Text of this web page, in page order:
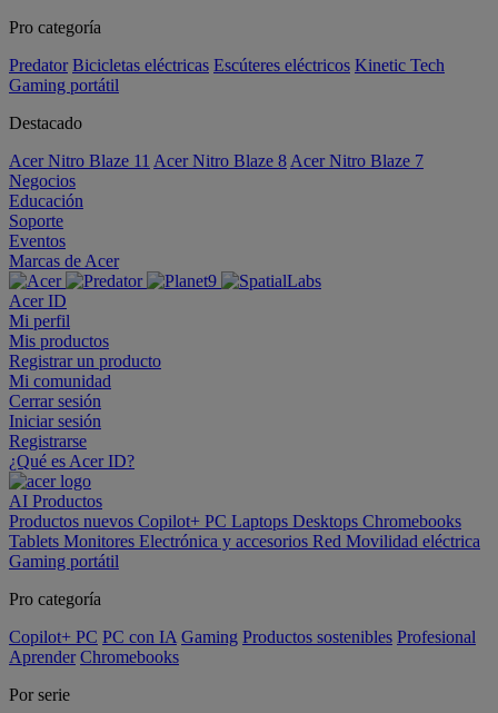
Pro categoría
Predator Bicicletas eléctricas Escúteres eléctricos Kinetic Tech
Gaming portátil
Destacado
Acer Nitro Blaze 11 Acer Nitro Blaze 8 Acer Nitro Blaze 7
Negocios
Educación
Soporte
Eventos
Marcas de Acer
Acer ID
Mi perfil
Mis productos
Registrar un producto
Mi comunidad
Cerrar sesión
Iniciar sesión
Registrarse
¿Qué es Acer ID?
AI Productos
Productos nuevos Copilot+ PC Laptops Desktops Chromebooks
Tablets Monitores Electrónica y accesorios Red Movilidad eléctrica
Gaming portátil
Pro categoría
Copilot+ PC PC con IA Gaming Productos sostenibles Profesional
Aprender Chromebooks
Por serie